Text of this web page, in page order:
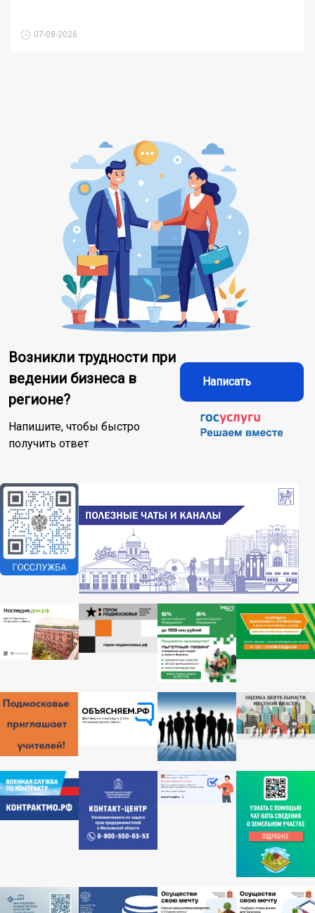
07-08-2026
Возникли трудности при
ведении бизнеса в
регионе?
Напишите, чтобы быстро
получить ответ
Написать